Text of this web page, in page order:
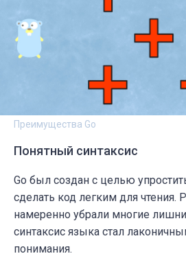
Преимущества Go
Понятный синтаксис
Go был создан с целью
сделать код легким для чтения.
намеренно убрали многие
синтаксис языка стал
понимания.